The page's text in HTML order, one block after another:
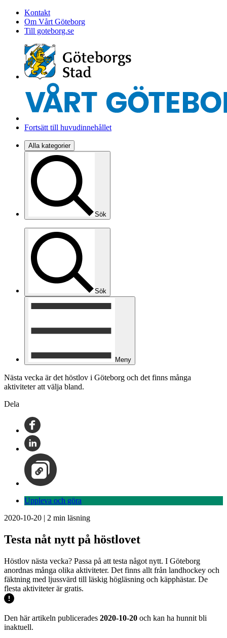
Kontakt
Om Vårt Göteborg
Till goteborg.se
Fortsätt till huvudinnehållet
Alla kategorier
Sök
Sök
Meny
Nästa vecka är det höstlov i Göteborg och det finns många
aktiviteter att välja bland.
Dela
Uppleva och göra
2020-10-20 | 2 min läsning
Testa nåt nytt på höstlovet
Höstlov nästa vecka? Passa på att testa något nytt. I Göteborg
anordnas många olika aktiviteter. Det finns allt från landhockey och
fäktning med ljussvärd till läskig högläsning och käpphästar. De
flesta aktiviteter är gratis.
Den här artikeln publicerades 2020-10-20 och kan ha hunnit bli
inaktuell.